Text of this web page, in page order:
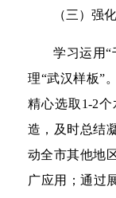
（三）强
学习运用“
理“武汉样板”
精心选取1-2
造，及时总结
动全市其他地
广应用；通过